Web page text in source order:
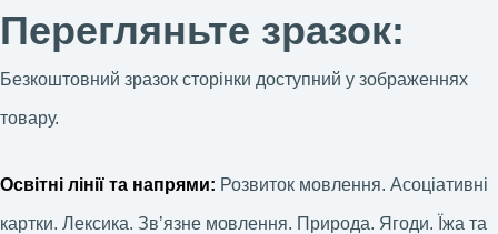
Перегляньте зразок:
Безкоштовний зразок сторінки доступний у зображеннях
товару.
Освітні лінії та напрями: Розвиток мовлення. Асоціативні
картки. Лексика. Звʼязне мовлення. Природа. Ягоди. Їжа та